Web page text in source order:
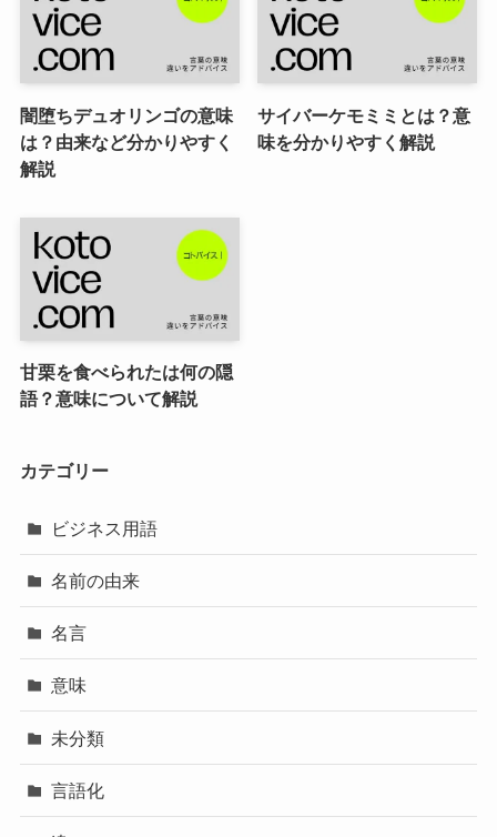
闇堕ちデュオリンゴの意味
は？由来など分かりやすく
解説
サイバーケモミミとは？意
味を分かりやすく解説
甘栗を食べられたは何の隠
語？意味について解説
カテゴリー
ビジネス用語
名前の由来
名言
意味
未分類
言語化